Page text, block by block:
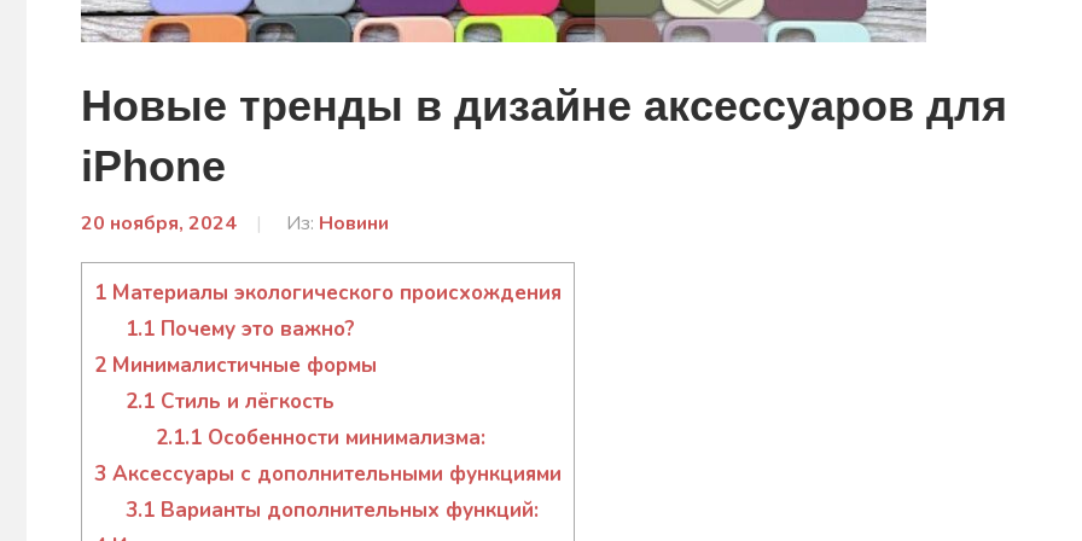
Новые тренды в дизайне аксессуаров для
iPhone
20 ноября, 2024
От:
admin
Из: Новини
1 Материалы экологического происхождения
1.1Почему это важно?
2 Минималистичные формы
2.1Стиль и лёгкость
2.1.1 Особенности минимализма:
3 Аксессуары с дополнительными функциями
3.1Варианты дополнительных функций: